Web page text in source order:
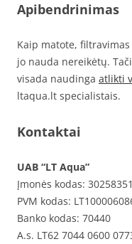
Apibendrinimas
Kaip matote,
jo nauda nereikėtų.
visada naudinga atlikti
ltaqua.lt specialistais.
Kontaktai
UAB “LT Aqua”
Įmonės kodas:
PVM kodas:
Banko kodas: 70440
A.s. LT62 7044 0600